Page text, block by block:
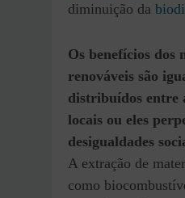
diminuição da
Os benefícios dos
renováveis são
distribuídos entre
locais ou eles
desigualdades
A extração de
como